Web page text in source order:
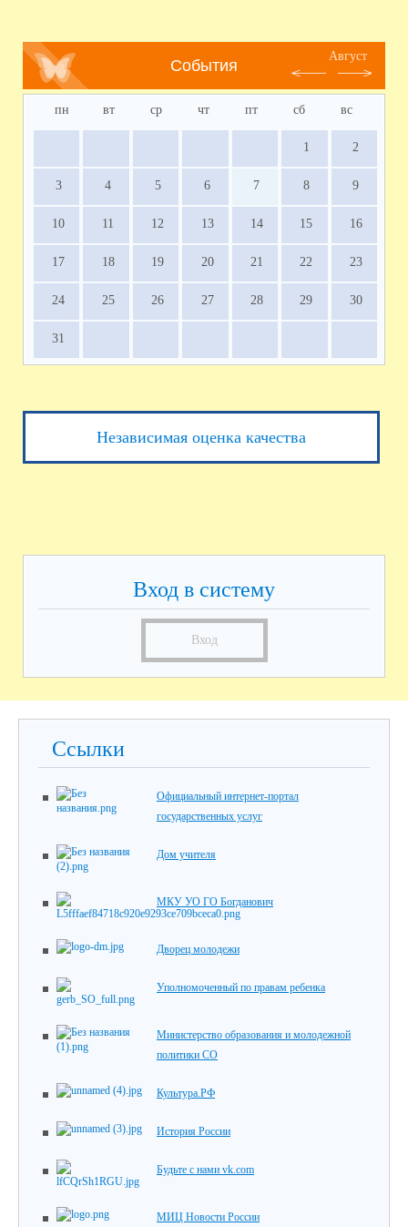
События
Август
пн вт ср чт пт сб вс
1 2
3 4 5 6 7 8 9
10 11 12 13 14 15 16
17 18 19 20 21 22 23
24 25 26 27 28 29 30
31
Независимая оценка качества
Вход в систему
Вход
Ссылки
Официальный интернет-портал
государственных услуг
Дом учителя
МКУ УО ГО Богданович
Дворец молодежи
Уполномоченный по правам ребенка
Министерство образования и молодежной
политики СО
Культура.РФ
История России
Будьте с нами vk.com
МИЦ Новости России